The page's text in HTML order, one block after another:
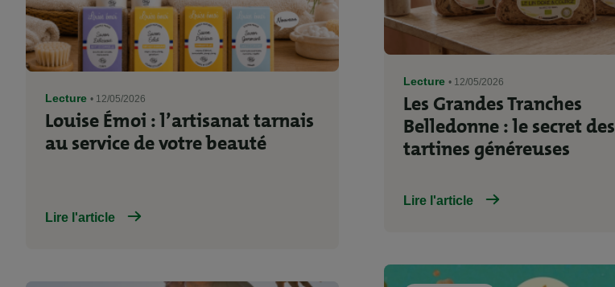
Lecture • 12/05/2026
Louise Émoi : l’artisanat tarnais
au service de votre beauté
Lire l'article
Lecture • 12/05/2026
Les Grandes Tranches
Belledonne : le secret des
tartines généreuses
Lire l'article